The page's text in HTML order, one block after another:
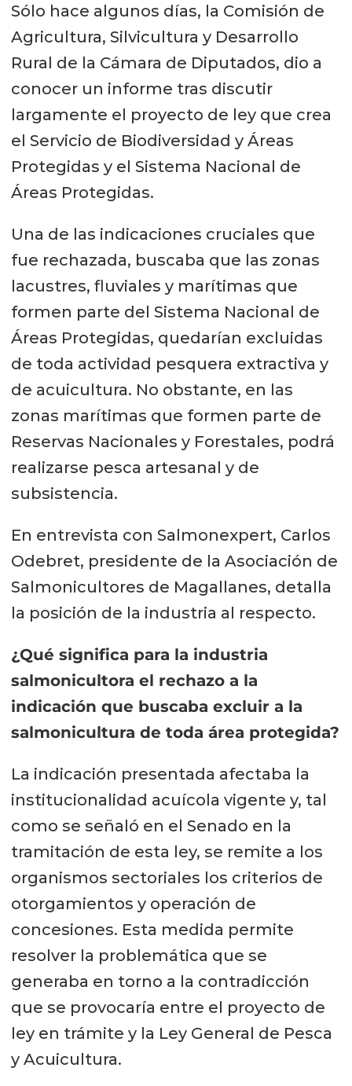
Sólo hace algunos días, la Comisión de
Agricultura, Silvicultura y Desarrollo
Rural de la Cámara de Diputados, dio a
conocer un informe tras discutir
largamente el proyecto de ley que crea
el Servicio de Biodiversidad y Áreas
Protegidas y el Sistema Nacional de
Áreas Protegidas.
Una de las indicaciones cruciales que
fue rechazada, buscaba que las zonas
lacustres, fluviales y marítimas que
formen parte del Sistema Nacional de
Áreas Protegidas, quedarían excluidas
de toda actividad pesquera extractiva y
de acuicultura. No obstante, en las
zonas marítimas que formen parte de
Reservas Nacionales y Forestales, podrá
realizarse pesca artesanal y de
subsistencia.
En entrevista con Salmonexpert, Carlos
Odebret, presidente de la Asociación de
Salmonicultores de Magallanes, detalla
la posición de la industria al respecto.
¿Qué significa para la industria
salmonicultora el rechazo a la
indicación que buscaba excluir a la
salmonicultura de toda área protegida?
La indicación presentada afectaba la
institucionalidad acuícola vigente y, tal
como se señaló en el Senado en la
tramitación de esta ley, se remite a los
organismos sectoriales los criterios de
otorgamientos y operación de
concesiones. Esta medida permite
resolver la problemática que se
generaba en torno a la contradicción
que se provocaría entre el proyecto de
ley en trámite y la Ley General de Pesca
y Acuicultura.